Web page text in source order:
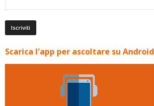
Scarica l'app per ascoltare su Android